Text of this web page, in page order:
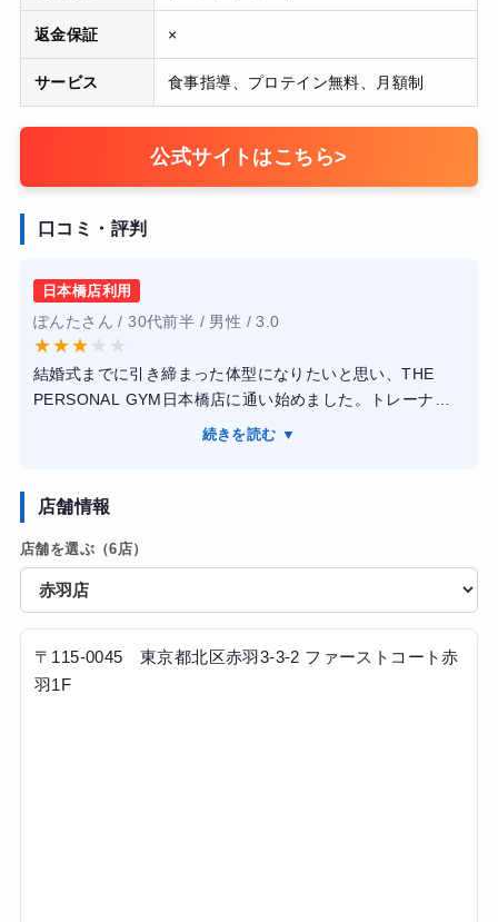
返金保証 ×
サービス 食事指導、プロテイン無料、月額制
公式サイトはこちら>
口コミ・評判
日本橋店利用
ぽんたさん / 30代前半 / 男性 / 3.0
★★★ ★ ★
結婚式までに引き締まった体型になりたいと思い、THE
PERSONAL GYM日本橋店に通い始めました。トレーナー
の方は私の体力やライフスタイルに合わせて無理のないト
れました。食事指導も具体的で、日々の食事内容を写真で
かったです。最初はハードな運動に不安もありましたが、
丁寧な指導のおかげで徐々に慣れ、無理なく続けられまし
た。通い始めて約3か月で体重は4kg減り、ウエストや腕周
りも引き締まりました。また、間食を控える習慣や野菜中
心の食生活が身につき、健康意識が高まったことも大きな
変化です。生活全体が整い、自分に自信が持てるようにな
続きを読む ▼
店舗情報
店舗を選ぶ（6店）
〒115-0045 東京都北区赤羽3-3-2 ファーストコート赤
羽1F